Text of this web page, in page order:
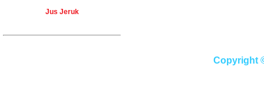
Jus Jeruk
Copyright